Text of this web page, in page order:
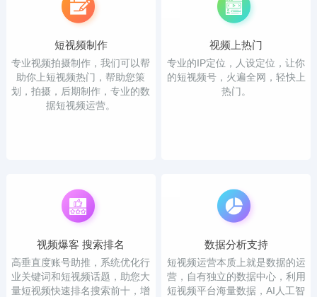
短视频制作
专业视频拍摄制作，我们可以帮
助你上短视频热门，帮助您策
划，拍摄，后期制作，专业的数
据短视频运营。
视频上热门
专业的IP定位，人设定位，让你
的短视频号，火遍全网，轻快上
热门。
视频爆客 搜索排名
高垂直度账号助推，系统优化行
业关键词和短视频话题，助您大
量短视频快速排名搜索前十，增
数据分析支持
短视频运营本质上就是数据的运
营，自有独立的数据中心，利用
短视频平台海量数据，AI人工智